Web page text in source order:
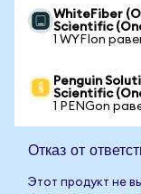
WhiteFiber
Scientific
1 WYFIon
Penguin
Scientific
1 PENGon
Отказ от
Этот продукт не